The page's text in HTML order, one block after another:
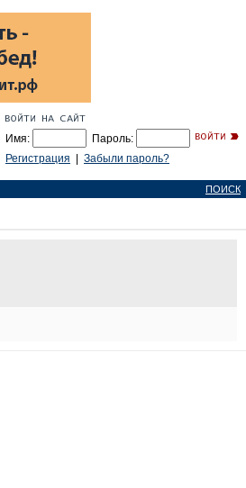
Имя:
Пароль:
Регистрация
Забыли пароль?
ПОИСК